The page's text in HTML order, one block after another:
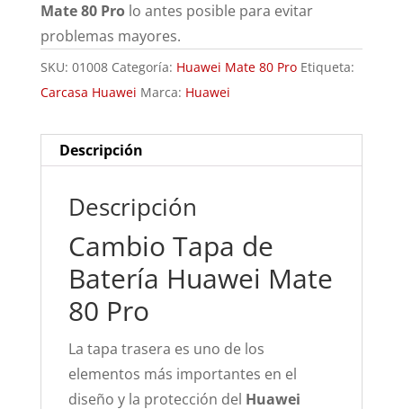
Mate 80 Prolo antes posible para evitar
problemas mayores.
SKU: 01008 Categoría: Huawei Mate 80 Pro Etiqueta:
Carcasa Huawei Marca: Huawei
Descripción
Descripción
Cambio Tapa de
Batería Huawei Mate
80 Pro
La tapa trasera es uno de los
elementos más importantes en el
diseño y la protección del Huawei